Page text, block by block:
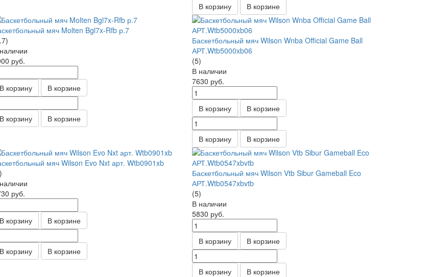
В корзину В корзине
мяч Molten Bgl7x-Rfb р.7
руб.
В корзину В корзине
В корзину В корзине
Баскетбольный мяч Wilson Wnba Official Game Ball
АРТ.Wtb5000xb06
(5)
В наличии
7630 руб.
В корзину В корзине
В корзину В корзине
мяч Wilson Evo Nxt арт. Wtb0901xb
руб.
В корзину В корзине
В корзину В корзине
Баскетбольный мяч Wilson Vtb Sibur Gameball Eco
АРТ.Wtb0547xbvtb
(5)
В наличии
5830 руб.
В корзину В корзине
В корзину В корзине